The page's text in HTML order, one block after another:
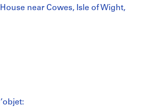
near Cowes, Isle of Wight,